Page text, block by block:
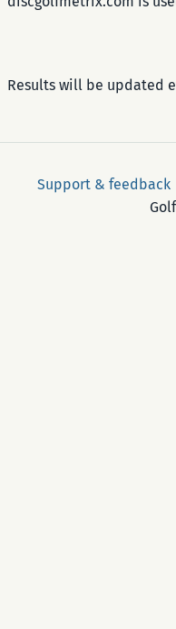
Results will be updated
Support & feedback